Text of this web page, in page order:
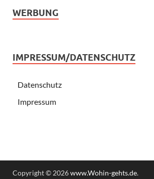
WERBUNG
IMPRESSUM/DATENSCHUTZ
Datenschutz
Impressum
Copyright © 2026www.Wohin-gehts.de.